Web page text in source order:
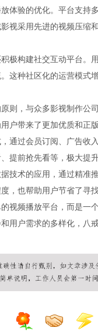
体验的优化。平台支持
视采用先进的视频压缩
极构建社交互动平台
这种社区化的运营模
则，与众多影视制作公
户带来了更加优质和正
通过会员订阅、广告收
提前抢先看等，极大提
技术的应用，通过精
，也帮助用户节省了寻
视频播放平台，而是
用户需求的多样化，八